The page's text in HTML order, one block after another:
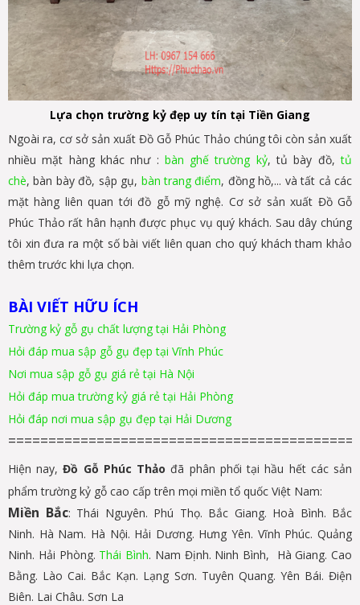
Lựa chọn trường kỷ đẹp uy tín tại Tiền Giang
Ngoài ra, cơ sở sản xuất Đồ Gỗ Phúc Thảo chúng tôi còn sản xuất
nhiều mặt hàng khác như : bàn ghế trường kỷ, tủ bày đồ,tủ
chè, bàn bày đồ, sập gụ, bàn trang điểm, đồng hồ,... và tất cả các
mặt hàng liên quan tới đồ gỗ mỹ nghệ. Cơ sở sản xuất Đồ Gỗ
Phúc Thảo rất hân hạnh được phục vụ quý khách. Sau dây chúng
tôi xin đưa ra một số bài viết liên quan cho quý khách tham khảo
thêm trước khi lựa chọn.
BÀI VIẾT HỮU ÍCH
Trường kỷ gỗ gụ chất lượng tại Hải Phòng
Hỏi đáp mua sập gỗ gụ đẹp tại Vĩnh Phúc
Nơi mua sập gỗ gụ giá rẻ tại Hà Nội
Hỏi đáp mua trường kỷ giá rẻ tại Hải Phòng
Hỏi đáp nơi mua sập gụ đẹp tại Hải Dương
Hiện nay,Đồ Gỗ Phúc Thảođã phân phối tại hầu hết các sản
phẩm trường kỷ gỗ cao cấp trên mọi miền tổ quốc Việt Nam:
Miền Bắc: Thái Nguyên. Phú Thọ. Bắc Giang. Hoà Bình. Bắc
Ninh. Hà Nam. Hà Nội. Hải Dương. Hưng Yên. Vĩnh Phúc. Quảng
Ninh. Hải Phòng. Thái Bình. Nam Định. Ninh Bình, Hà Giang. Cao
Bằng. Lào Cai. Bắc Kạn. Lạng Sơn. Tuyên Quang. Yên Bái. Điện
Biên. Lai Châu. Sơn La